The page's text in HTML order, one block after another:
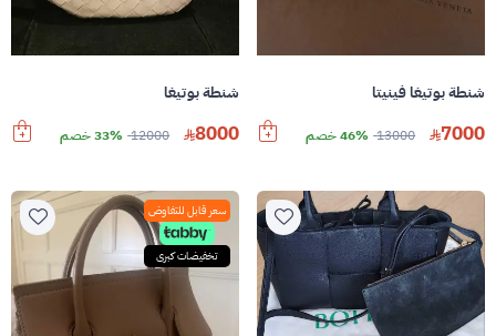
شنطة بوتيغا فينيتا
7000
13000 46% خصم
شنطة بوتيغا
8000
12000 33% خصم
سعر قابل للتفاوض
تخفيضات كبرى